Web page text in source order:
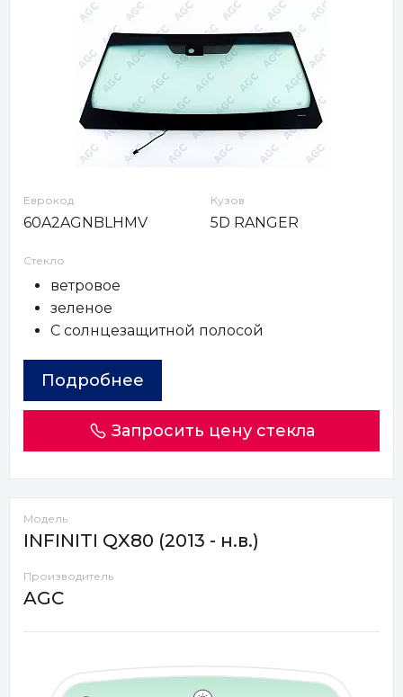
Еврокод
60A2AGNBLHMV
Кузов
5D RANGER
Стекло
ветровое
зеленое
С солнцезащитной полосой
Подробнее
Запросить цену стекла
Модель
INFINITI QX80 (2013 - н.в.)
Производитель
AGC